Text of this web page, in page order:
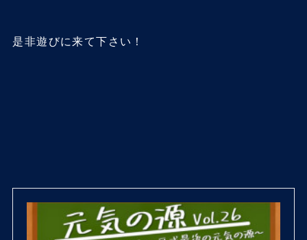
是非遊びに来て下さい！